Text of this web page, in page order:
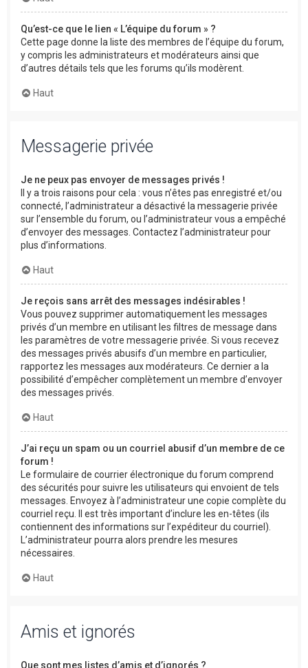
Qu’est-ce que le lien « L’équipe du forum » ?
Cette page donne la liste des membres de l’équipe du forum,
y compris les administrateurs et modérateurs ainsi que
d’autres détails tels que les forums qu’ils modèrent.
Haut
Messagerie privée
Je ne peux pas envoyer de messages privés !
Il y a trois raisons pour cela : vous n’êtes pas enregistré et/ou
connecté, l’administrateur a désactivé la messagerie privée
sur l’ensemble du forum, ou l’administrateur vous a empêché
d’envoyer des messages. Contactez l’administrateur pour
plus d’informations.
Haut
Je reçois sans arrêt des messages indésirables !
Vous pouvez supprimer automatiquement les messages
privés d’un membre en utilisant les filtres de message dans
les paramètres de votre messagerie privée. Si vous recevez
des messages privés abusifs d’un membre en particulier,
rapportez les messages aux modérateurs. Ce dernier a la
possibilité d’empêcher complètement un membre d’envoyer
des messages privés.
Haut
J’ai reçu un spam ou un courriel abusif d’un membre de ce
forum !
Le formulaire de courrier électronique du forum comprend
des sécurités pour suivre les utilisateurs qui envoient de tels
messages. Envoyez à l’administrateur une copie complète du
courriel reçu. Il est très important d’inclure les en-têtes (ils
contiennent des informations sur l’expéditeur du courriel).
L’administrateur pourra alors prendre les mesures
nécessaires.
Haut
Amis et ignorés
Que sont mes listes d’amis et d’ignorés ?